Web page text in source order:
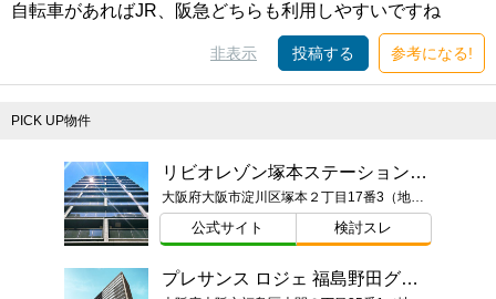
自転車があればJR、阪急どちらも利用しやすいですね
非表示 投稿する 参考になる!
PICK UP物件
リビオレゾン塚本ステーションプレミア
大阪府大阪市淀川区塚本２丁目17番3（地番）
公式サイト 検討スレ
プレサンス ロジェ 福島野田グランアリーナ